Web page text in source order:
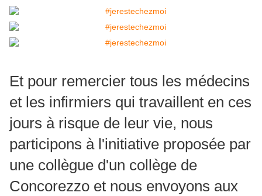
Et pour remercier tous les médecins
et les infirmiers qui travaillent en ces
jours à risque de leur vie, nous
participons à l'initiative proposée par
une collègue d'un collège de
Concorezzo et nous envoyons aux